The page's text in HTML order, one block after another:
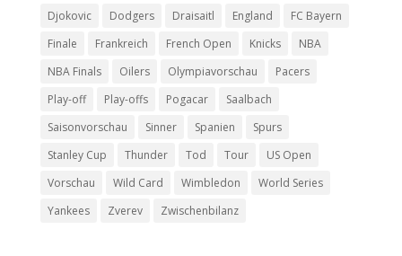
Djokovic
Dodgers Draisaitl England
FC Bayern
Finale
Frankreich French Open Knicks
NBA
NBA Finals
Oilers Olympiavorschau
Pacers
Play-off
Play-offs Pogacar
Saalbach
Saisonvorschau
Sinner Spanien
Spurs
Stanley Cup
Thunder Tod Tour
US Open
Vorschau
Wild Card Wimbledon
World Series
Yankees
Zverev Zwischenbilanz